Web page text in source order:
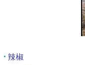
辣椒